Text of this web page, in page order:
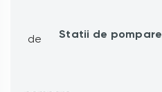
Statii de pompare